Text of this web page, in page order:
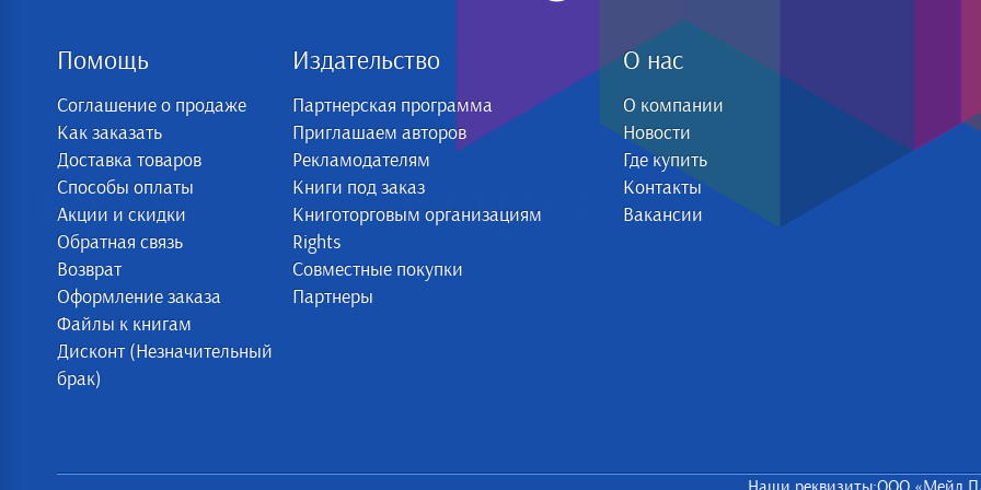
Помощь
Соглашение о продаже
Как заказать
Доставка товаров
Способы оплаты
Акции и скидки
Обратная связь
Возврат
Оформление заказа
Файлы к книгам
Дисконт (Незначительный
брак)
Издательство
Партнерская программа
Приглашаем авторов
Рекламодателям
Книги под заказ
Книготорговым организациям
Rights
Совместные покупки
Партнеры
О нас
О компании
Новости
Где купить
Контакты
Вакансии